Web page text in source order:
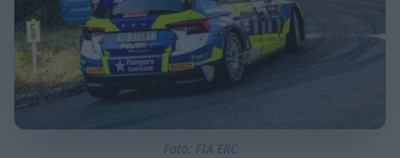
Fotó: FIA ERC